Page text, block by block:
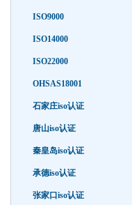
ISO9000
ISO14000
ISO22000
OHSAS18001
石家庄iso认证
唐山iso认证
秦皇岛iso认证
承德iso认证
张家口iso认证